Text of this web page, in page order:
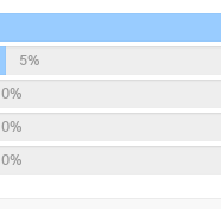
5%
0%
0%
0%